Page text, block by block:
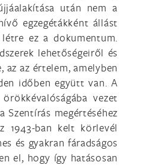
után nem a
egzegétákként állást
ez a dokumentum.
lehetőségeiről és
az értelem, amelyben
időben együtt van. A
vezet
megértéséhez
1943-ban kelt körlevél
és gyakran fáradságos
el, hogy így hatásosan